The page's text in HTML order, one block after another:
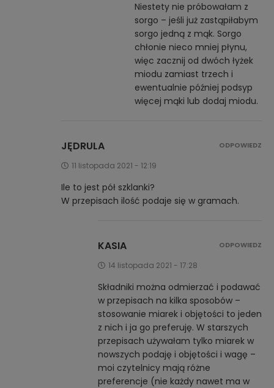
Niestety nie próbowałam z
sorgo – jeśli już zastąpiłabym
sorgo jedną z mąk. Sorgo
chłonie nieco mniej płynu,
więc zacznij od dwóch łyżek
miodu zamiast trzech i
ewentualnie później podsyp
więcej mąki lub dodaj miodu.
JĘDRULA
11 listopada 2021 - 12:19
Ile to jest pół szklanki?
W przepisach ilość podaje się w gramach.
ODPOWIEDZ
KASIA
14 listopada 2021 - 17:28
Składniki można odmierzać i podawać
w przepisach na kilka sposobów –
stosowanie miarek i objętości to jeden
z nich i ja go preferuję. W starszych
przepisach używałam tylko miarek w
nowszych podaję i objętości i wagę –
moi czytelnicy mają różne
preferencje (nie każdy nawet ma w
ODPOWIEDZ